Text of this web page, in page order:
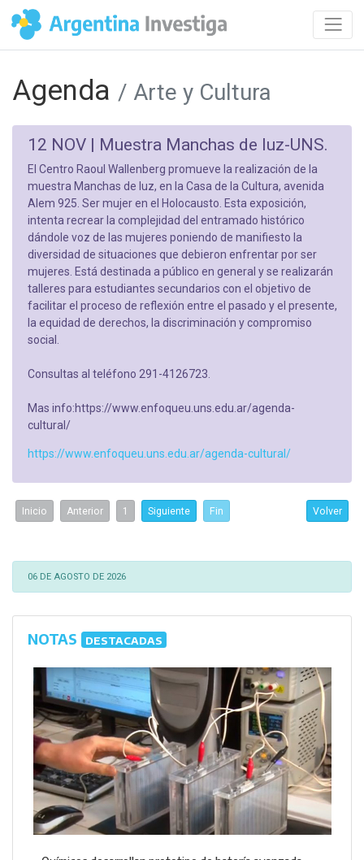
Agenda / Arte y Cultura
12 NOV | Muestra Manchas de luz-UNS.
El Centro Raoul Wallenberg promueve la realización de la
muestra Manchas de luz, en la Casa de la Cultura, avenida
Alem 925. Ser mujer en el Holocausto. Esta exposición,
intenta recrear la complejidad del entramado histórico
dándole voz de las mujeres poniendo de manifiesto la
diversidad de situaciones que debieron enfrentar por ser
mujeres. Está destinada a público en general y se realizarán
talleres para estudiantes secundarios con el objetivo de
facilitar el proceso de reflexión entre el pasado y el presente,
la equidad de derechos, la discriminación y compromiso
social.
Consultas al teléfono 291-4126723.
Mas info:https://www.enfoqueu.uns.edu.ar/agenda-
cultural/
https://www.enfoqueu.uns.edu.ar/agenda-cultural/
Inicio Anterior 1 Siguiente Fin Volver
06 DE AGOSTO DE 2026
NOTAS DESTACADAS